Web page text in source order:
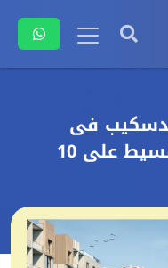
لاندسكيب فى
كمبوند طبيعة اكتوبر بالتقسيط على 10